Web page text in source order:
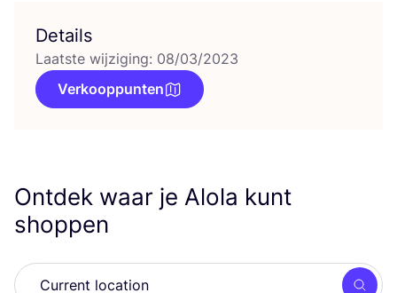
Details
Laatste wijziging: 08/03/2023
Verkooppunten
Ontdek waar je Alola kunt
shoppen